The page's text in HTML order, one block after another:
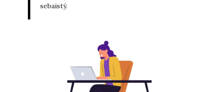
sebaistý.